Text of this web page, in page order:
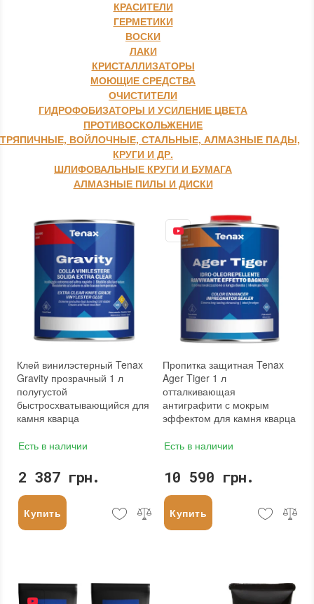
КРАСИТЕЛИ
ГЕРМЕТИКИ
ВОСКИ
ЛАКИ
КРИСТАЛЛИЗАТОРЫ
МОЮЩИЕ СРЕДСТВА
ОЧИСТИТЕЛИ
ГИДРОФОБИЗАТОРЫ И УСИЛЕНИЕ ЦВЕТА
ПРОТИВОСКОЛЬЖЕНИЕ
ТРЯПИЧНЫЕ, ВОЙЛОЧНЫЕ, СТАЛЬНЫЕ, АЛМАЗНЫЕ ПАДЫ,
КРУГИ И ДР.
ШЛИФОВАЛЬНЫЕ КРУГИ И БУМАГА
АЛМАЗНЫЕ ПИЛЫ И ДИСКИ
Клей винилэстерный Tenax
Gravity прозрачный 1 л
полугустой
быстросхватывающийся для
камня кварца
Есть в наличии
2 387 грн.
Купить
Пропитка защитная Tenax
Ager Tiger 1 л
отталкивающая
антиграфити с мокрым
эффектом для камня кварца
Есть в наличии
10 590 грн.
Купить